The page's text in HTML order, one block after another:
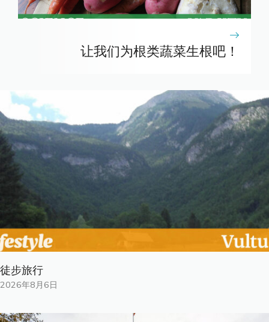
让我们为根类蔬菜生根吧！
徒步旅行
2026年8月6日